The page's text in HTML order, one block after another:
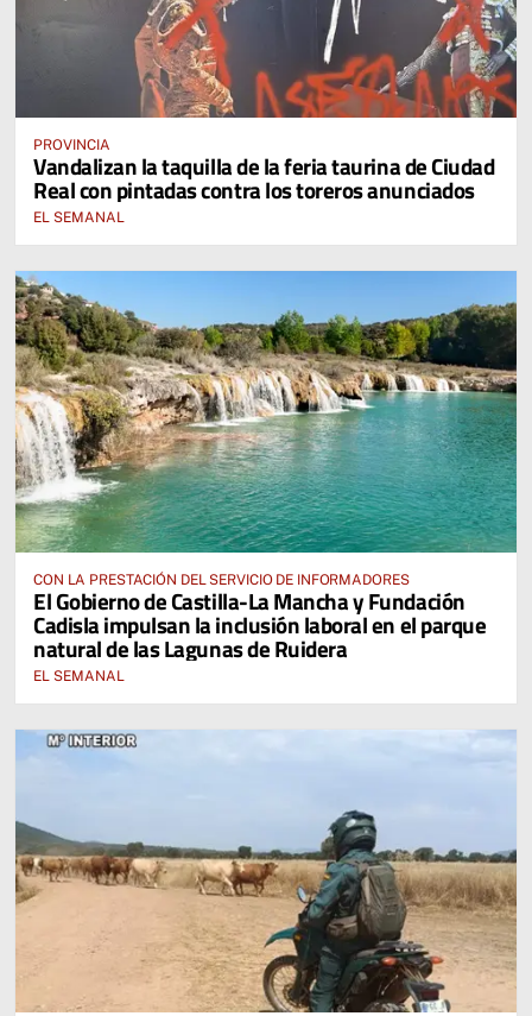
PROVINCIA
Vandalizan la taquilla de la feria taurina de Ciudad
Real con pintadas contra los toreros anunciados
EL SEMANAL
CON LA PRESTACIÓN DEL SERVICIO DE INFORMADORES
El Gobierno de Castilla-La Mancha y Fundación
Cadisla impulsan la inclusión laboral en el parque
natural de las Lagunas de Ruidera
EL SEMANAL